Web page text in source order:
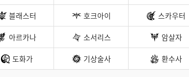
블래스터 호크아이 스카우터
아르카나 소서리스 암살자
도화가 기상술사 환수사